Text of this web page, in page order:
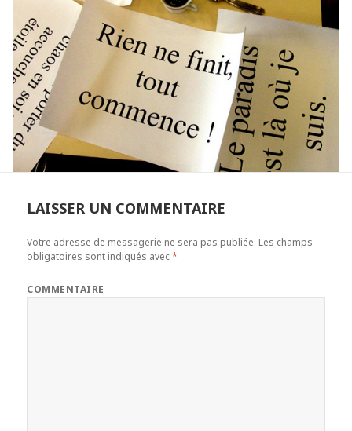
LAISSER UN COMMENTAIRE
Votre adresse de messagerie ne sera pas publiée. Les champs
obligatoires sont indiqués avec*
COMMENTAIRE